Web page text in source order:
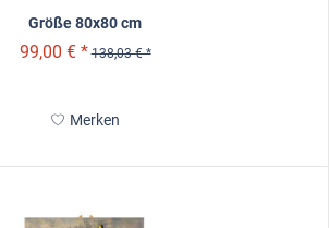
Größe 80x80 cm
99,00 € * 138,03 € *
Merken